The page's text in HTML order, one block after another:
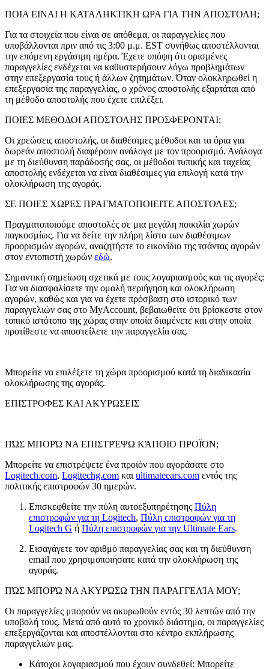
ΠΟΙΑ ΕΙΝΑΙ Η ΚΑΤΑΛΗΚΤΙΚΗ ΩΡΑ ΓΙΑ ΤΗΝ ΑΠΟΣΤΟΛΗ;
Για τα στοιχεία που είναι σε απόθεμα, οι παραγγελίες που
υποβάλλονται πριν από τις 3:00 μ.μ. EST συνήθως αποστέλλονται
την επόμενη εργάσιμη ημέρα. Έχετε υπόψη ότι ορισμένες
παραγγελίες ενδέχεται να καθυστερήσουν λόγω προβλημάτων
στην επεξεργασία τους ή άλλων ζητημάτων. Όταν ολοκληρωθεί η
επεξεργασία της παραγγελίας, ο χρόνος αποστολής εξαρτάται από
τη μέθοδο αποστολής που έχετε επιλέξει.
ΠΟΙΕΣ ΜΕΘΟΔΟΙ ΑΠΟΣΤΟΛΗΣ ΠΡΟΣΦΕΡΟΝΤΑΙ;
Οι χρεώσεις αποστολής, οι διαθέσιμες μέθοδοι και τα όρια για
δωρεάν αποστολή διαφέρουν ανάλογα με τον προορισμό. Ανάλογα
με τη διεύθυνση παράδοσής σας, οι μέθοδοι τυπικής και ταχείας
αποστολής ενδέχεται να είναι διαθέσιμες για επιλογή κατά την
ολοκλήρωση της αγοράς.
ΣΕ ΠΟΙΕΣ ΧΩΡΕΣ ΠΡΑΓΜΑΤΟΠΟΙΕΙΤΕ ΑΠΟΣΤΟΛΕΣ;
Πραγματοποιούμε αποστολές σε μια μεγάλη ποικιλία χωρών
παγκοσμίως. Για να δείτε την πλήρη λίστα των διαθέσιμων
προορισμών αγορών, αναζητήστε το εικονίδιο της τσάντας αγορών
στον εντοπιστή χωρών εδώ.
Σημαντική σημείωση σχετικά με τους λογαριασμούς και τις αγορές:
Για να διασφαλίσετε την ομαλή περιήγηση και ολοκλήρωση
αγορών, καθώς και για να έχετε πρόσβαση στο ιστορικό των
παραγγελιών σας στο MyAccount, βεβαιωθείτε ότι βρίσκεστε στον
τοπικό ιστότοπο της χώρας στην οποία διαμένετε και στην οποία
προτίθεστε να αποστείλετε την παραγγελία σας.
Μπορείτε να επιλέξετε τη χώρα προορισμού κατά τη διαδικασία
ολοκλήρωσης της αγοράς.
ΕΠΙΣΤΡΟΦΕΣ ΚΑΙ ΑΚΥΡΩΣΕΙΣ
ΠΏΣ ΜΠΟΡΏ ΝΑ ΕΠΙΣΤΡΈΨΩ ΚΆΠΟΙΟ ΠΡΟΪΌΝ;
Μπορείτε να επιστρέψετε ένα προϊόν που αγοράσατε στο
Logitech.com, Logitechg.com και ultimateears.com εντός της
πολιτικής επιστροφών 30 ημερών.
Επισκεφθείτε την πύλη αυτοεξυπηρέτησης Πύλη
επιστροφών για τη Logitech, Πύλη επιστροφών για τη
Logitech G ή Πύλη επιστροφών για την Ultimate Ears.
Εισαγάγετε τον αριθμό παραγγελίας σας και τη διεύθυνση
email που χρησιμοποιήσατε κατά την ολοκλήρωση της
αγοράς.
ΠΏΣ ΜΠΟΡΏ ΝΑ ΑΚΥΡΏΣΩ ΤΗΝ ΠΑΡΑΓΓΕΛΊΑ ΜΟΥ;
Οι παραγγελίες μπορούν να ακυρωθούν εντός 30 λεπτών από την
υποβολή τους. Μετά από αυτό το χρονικό διάστημα, οι παραγγελίες
επεξεργάζονται και αποστέλλονται στο κέντρο εκπλήρωσης
παραγγελιών μας.
Κάτοχοι λογαριασμού που έχουν συνδεθεί: Μπορείτε